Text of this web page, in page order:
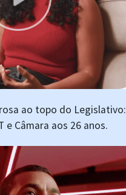
ao topo do Legislativo:
e Câmara aos 26 anos.